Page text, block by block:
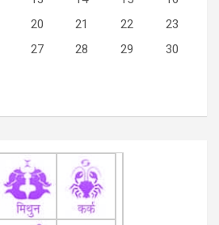
20 21 22
23
27 28 29
30